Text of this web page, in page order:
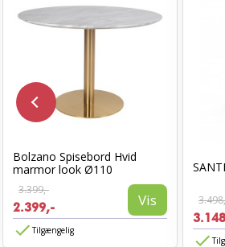
Bolzano Spisebord Hvid
marmor look Ø110
3.399,-
2.399,- Vis
Tilgængelig